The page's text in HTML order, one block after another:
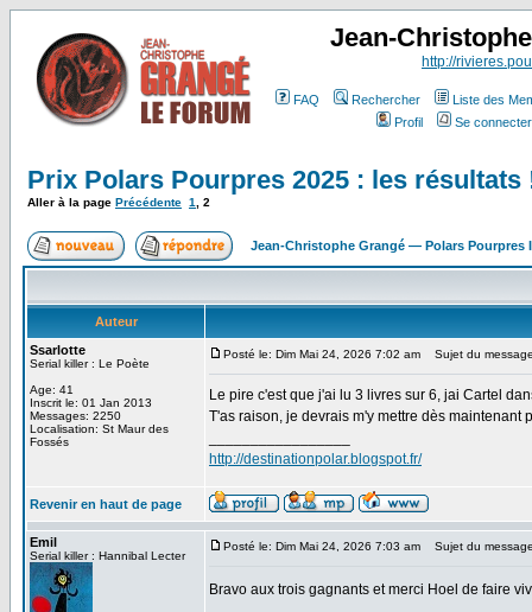
Jean-
http://
FAQ Rechercher
Liste des
Profil
Se
Prix Polars Pourpres 2025 : les résultats
Aller à la page Précédente 1 2
Jean-Christophe Grangé — Polars Pourpres
Auteur
Ssarlotte
Serial killer : Le Poète
Age: 41
Inscrit le: 01 Jan 2013
Messages: 2250
Localisation: St Maur des
Fossés
Posté le: Dim Mai 24, 2026 7:02 am Sujet du
Le pire c'est que j'ai lu 3 livres sur 6, jai Cartel
T'as raison, je devrais m'y mettre dès maintenant
http://destinationpolar.blogspot.fr/
Revenir en haut de page
Emil
Serial killer : Hannibal Lecter
Posté le: Dim Mai 24, 2026 7:03 am Sujet du
Bravo aux trois gagnants et merci Hoel de faire